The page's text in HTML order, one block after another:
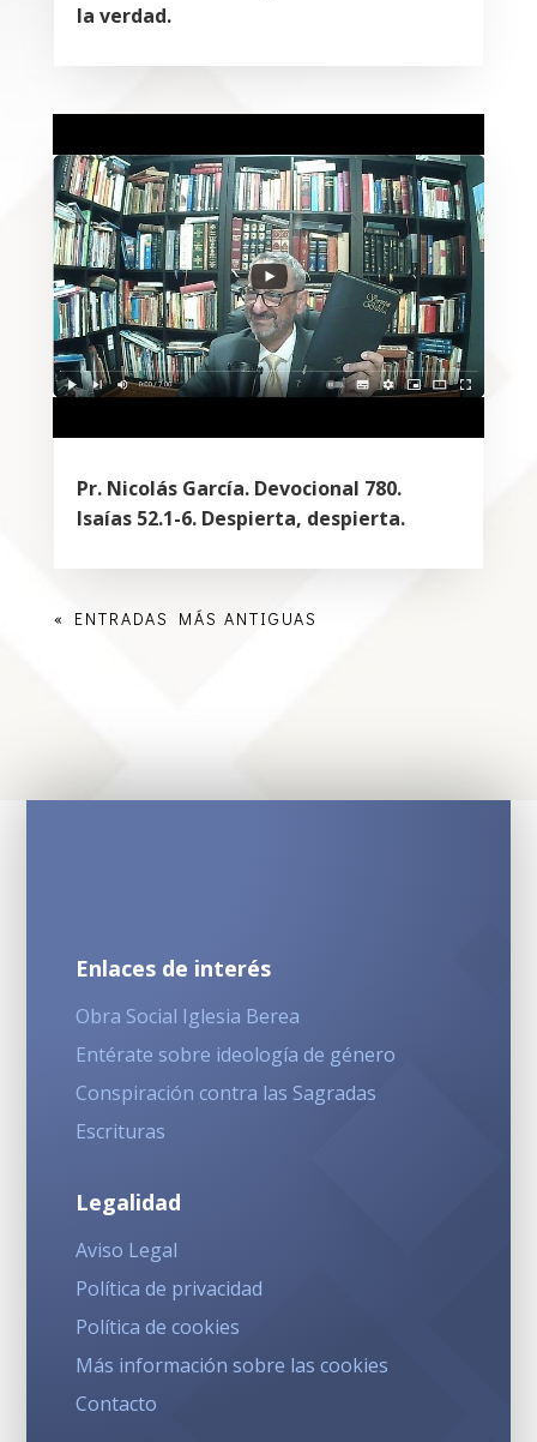
la verdad.
Pr. Nicolás García. Devocional 780.
Isaías 52.1-6. Despierta, despierta.
« ENTRADAS MÁS ANTIGUAS
Enlaces de interés
Obra Social Iglesia Berea
Entérate sobre ideología de género
Conspiración contra las Sagradas
Escrituras
Legalidad
Aviso Legal
Política de privacidad
Política de cookies
Más información sobre las cookies
Contacto